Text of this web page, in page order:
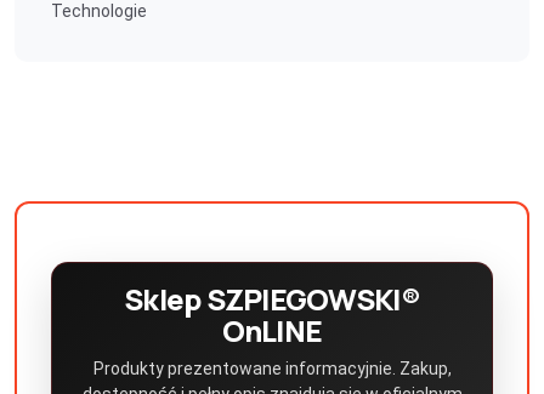
Technologie
Sklep SZPIEGOWSKI®
OnLINE
Produkty prezentowane informacyjnie. Zakup,